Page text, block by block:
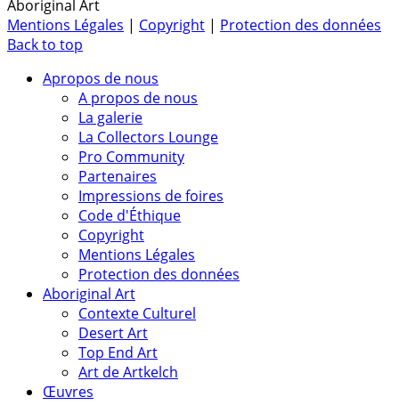
Aboriginal Art
Mentions Légales | Copyright | Protection des données
Back to top
Apropos de nous
A propos de nous
La galerie
La Collectors Lounge
Pro Community
Partenaires
Impressions de foires
Code d'Éthique
Copyright
Mentions Légales
Protection des données
Aboriginal Art
Contexte Culturel
Desert Art
Top End Art
Art de Artkelch
Œuvres